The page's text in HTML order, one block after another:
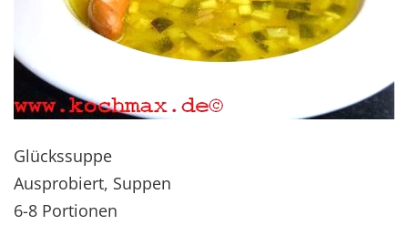
Glückssuppe
Ausprobiert, Suppen
6-8 Portionen